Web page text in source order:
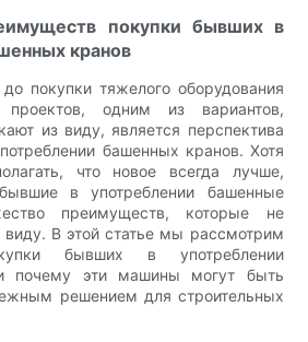
покупки бывших в
кранов
покупки тяжелого оборудования
проектов, одним из вариантов,
из виду, является перспектива
башенных кранов. Хотя
что новое всегда лучше,
в употреблении башенные
преимуществ, которые не
виду. В этой статье мы рассмотрим
бывших в употреблении
почему эти машины могут быть
решением для строительных